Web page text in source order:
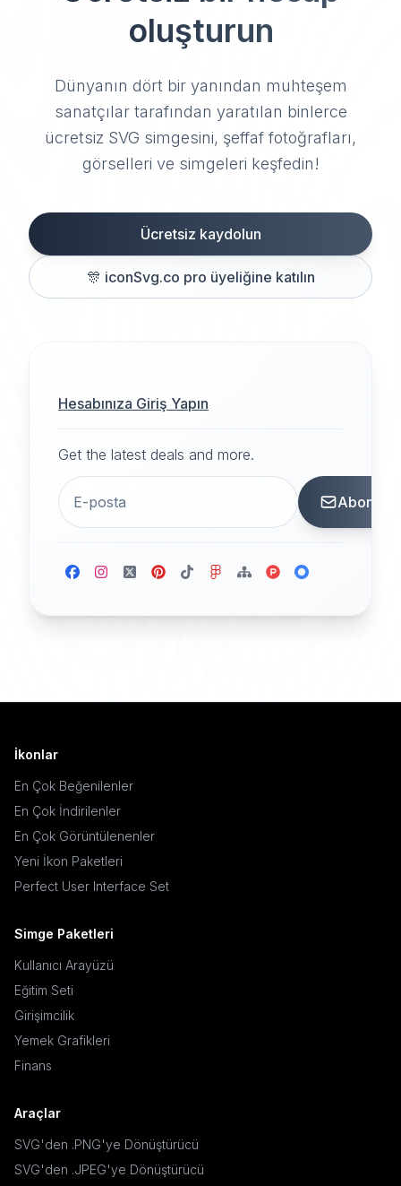
oluşturun
Dünyanın dört bir yanından muhteşem
sanatçılar tarafından yaratılan binlerce
ücretsiz SVG simgesini, şeffaf fotoğrafları,
görselleri ve simgeleri keşfedin!
Ücretsiz kaydolun
🎊 iconSvg.co pro üyeliğine katılın
Hesabınıza Giriş Yapın
Get the latest deals and more.
Abone
İkonlar
En Çok Beğenilenler
En Çok İndirilenler
En Çok Görüntülenenler
Yeni İkon Paketleri
Perfect User Interface Set
Simge Paketleri
Kullanıcı Arayüzü
Eğitim Seti
Girişimcilik
Yemek Grafikleri
Finans
Araçlar
SVG'den .PNG'ye Dönüştürücü
SVG'den .JPEG'ye Dönüştürücü